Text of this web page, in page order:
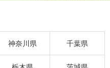
神奈川県 千葉県